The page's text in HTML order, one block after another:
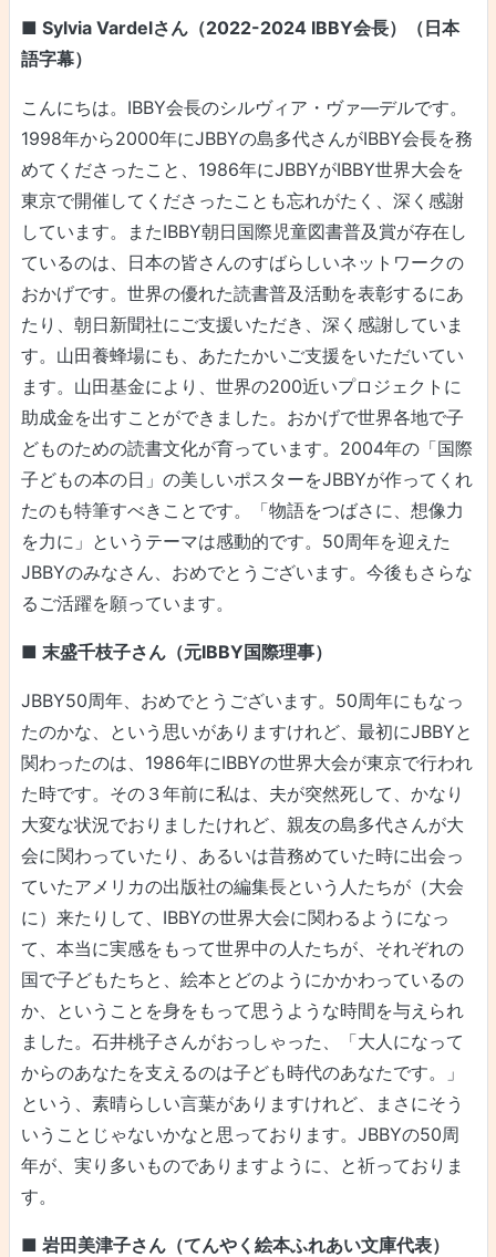
■ Sylvia Vardelさん（2022-2024 IBBY会長）（日本
語字幕）
こんにちは。IBBY会長のシルヴィア・ヴァ―デルです。
1998年から2000年にJBBYの島多代さんがIBBY会長を務
めてくださったこと、1986年にJBBYがIBBY世界大会を
東京で開催してくださったことも忘れがたく、深く感謝
しています。またIBBY朝日国際児童図書普及賞が存在し
ているのは、日本の皆さんのすばらしいネットワークの
おかげです。世界の優れた読書普及活動を表彰するにあ
たり、朝日新聞社にご支援いただき、深く感謝していま
す。山田養蜂場にも、あたたかいご支援をいただいてい
ます。山田基金により、世界の200近いプロジェクトに
助成金を出すことができました。おかげで世界各地で子
どものための読書文化が育っています。2004年の「国際
子どもの本の日」の美しいポスターをJBBYが作ってくれ
たのも特筆すべきことです。「物語をつばさに、想像力
を力に」というテーマは感動的です。50周年を迎えた
JBBYのみなさん、おめでとうございます。今後もさらな
るご活躍を願っています。
■ 末盛千枝子さん（元IBBY国際理事）
JBBY50周年、おめでとうございます。50周年にもなっ
たのかな、という思いがありますけれど、最初にJBBYと
関わったのは、1986年にIBBYの世界大会が東京で行われ
た時です。その３年前に私は、夫が突然死して、かなり
大変な状況でおりましたけれど、親友の島多代さんが大
会に関わっていたり、あるいは昔務めていた時に出会っ
ていたアメリカの出版社の編集長という人たちが（大会
に）来たりして、IBBYの世界大会に関わるようになっ
て、本当に実感をもって世界中の人たちが、それぞれの
国で子どもたちと、絵本とどのようにかかわっているの
か、ということを身をもって思うような時間を与えられ
ました。石井桃子さんがおっしゃった、「大人になって
からのあなたを支えるのは子ども時代のあなたです。」
という、素晴らしい言葉がありますけれど、まさにそう
いうことじゃないかなと思っております。JBBYの50周
年が、実り多いものでありますように、と祈っておりま
す。
■ 岩田美津子さん（てんやく絵本ふれあい文庫代表）